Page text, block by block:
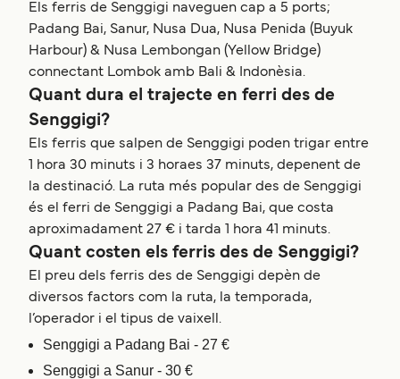
Els ferris de Senggigi naveguen cap a 5 ports;
Padang Bai, Sanur, Nusa Dua, Nusa Penida (Buyuk
Harbour) & Nusa Lembongan (Yellow Bridge)
connectant Lombok amb Bali & Indonèsia.
Quant dura el trajecte en ferri des de
Senggigi?
Els ferris que salpen de Senggigi poden trigar entre
1 hora 30 minuts i 3 horaes 37 minuts, depenent de
la destinació. La ruta més popular des de Senggigi
és el ferri de Senggigi a Padang Bai, que costa
aproximadament 27 € i tarda 1 hora 41 minuts.
Quant costen els ferris des de Senggigi?
El preu dels ferris des de Senggigi depèn de
diversos factors com la ruta, la temporada,
l’operador i el tipus de vaixell.
Senggigi a Padang Bai - 27 €
Senggigi a Sanur - 30 €